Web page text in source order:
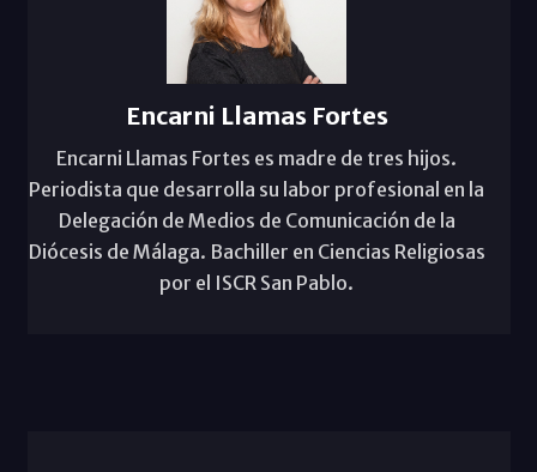
Encarni Llamas Fortes
Encarni Llamas Fortes es madre de tres hijos.
Periodista que desarrolla su labor profesional en la
Delegación de Medios de Comunicación de la
Diócesis de Málaga. Bachiller en Ciencias Religiosas
por el ISCR San Pablo.